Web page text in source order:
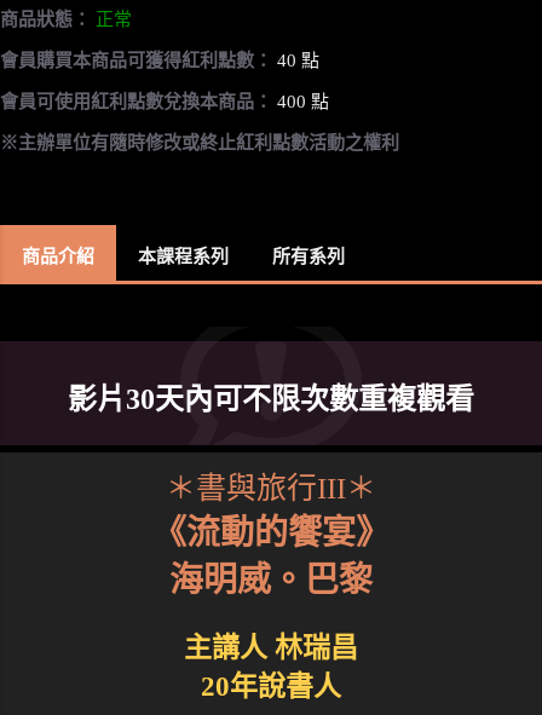
商品狀態： 正常
會員購買本商品可獲得紅利點數： 40 點
會員可使用紅利點數兌換本商品： 400 點
※主辦單位有隨時修改或終止紅利點數活動之權利
商品介紹 本課程系列 所有系列
影片30天內可不限次數重複觀看
＊書與旅行III＊
《流動的饗宴》
海明威。巴黎
主講人 林瑞昌
20年說書人